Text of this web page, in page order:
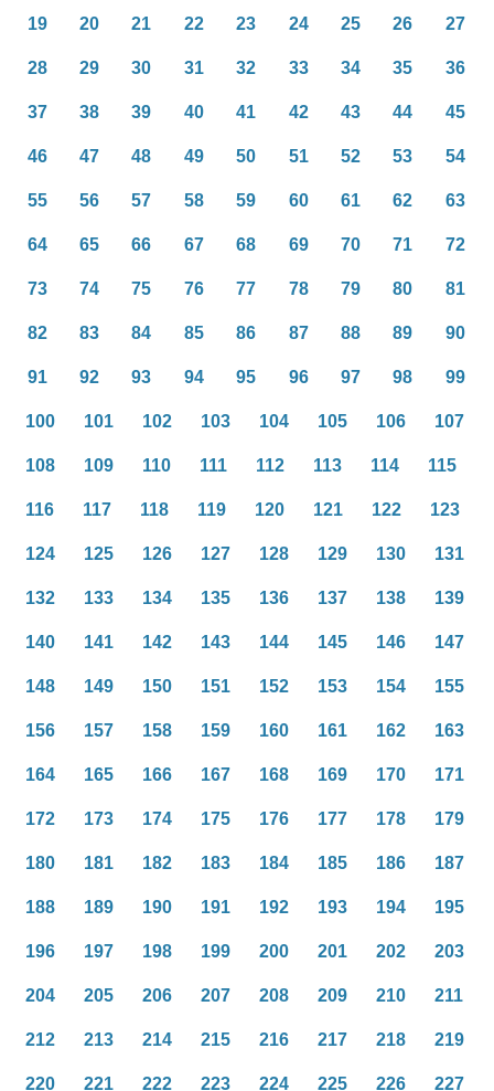
19 20 21 22 23 24 25 26 27
28 29 30 31 32 33 34 35 36
37 38 39 40 41 42 43 44 45
46 47 48 49 50 51 52 53 54
55 56 57 58 59 60 61 62 63
64 65 66 67 68 69 70 71 72
73 74 75 76 77 78 79 80 81
82 83 84 85 86 87 88 89 90
91 92 93 94 95 96 97 98 99
100 101 102 103 104 105 106 107
108 109 110 111 112 113 114 115
116 117 118 119 120 121 122 123
124 125 126 127 128 129 130 131
132 133 134 135 136 137 138 139
140 141 142 143 144 145 146 147
148 149 150 151 152 153 154 155
156 157 158 159 160 161 162 163
164 165 166 167 168 169 170 171
172 173 174 175 176 177 178 179
180 181 182 183 184 185 186 187
188 189 190 191 192 193 194 195
196 197 198 199 200 201 202 203
204 205 206 207 208 209 210 211
212 213 214 215 216 217 218 219
220 221 222 223 224 225 226 227